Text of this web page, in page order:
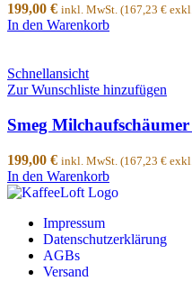
199,00 € inkl. MwSt. (167,23 €
In den Warenkorb
Schnellansicht
Zur Wunschliste hinzufügen
Smeg
199,00 € inkl. MwSt. (167,23 €
In den Warenkorb
Impressum
Datenschutzerklärung
AGBs
Versand